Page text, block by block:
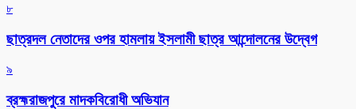
৮
ছাত্রদল নেতাদের ওপর হামলায় ইসলামী ছাত্র আন্দোলনের উদ্বেগ
৯
ব্রহ্মরাজপুরে মাদকবিরোধী অভিযান